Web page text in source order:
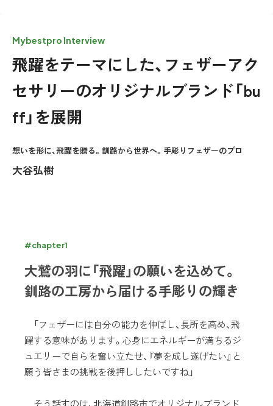
Mybestpro Interview
飛躍をテーマにした、フェザーアク
セサリーのオリジナルブランド「bu
ff」を展開
想いを形に、飛躍を贈る。釧路から世界へ。手彫りフェザーのプロ
大谷弘樹
#chapter1
大鷲の羽に「飛躍」の願いを込めて。
釧路の工房から届ける手彫りの輝き
「フェザーには自分の能力を伸ばし、長所を高め、飛
躍する意味があります。心身にエネルギーが満ちるジ
ュエリーで自らを奮い立たせ、『夢を成し遂げたい』と
願う皆さまの挑戦を後押ししたいですね」
そう話すのは、北海道釧路市でオリジナルブランド